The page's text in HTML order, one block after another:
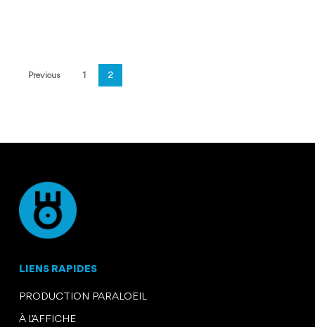
Previous 1 2
LIENS RAPIDES
PRODUCTION PARALOEIL
À L’AFFICHE